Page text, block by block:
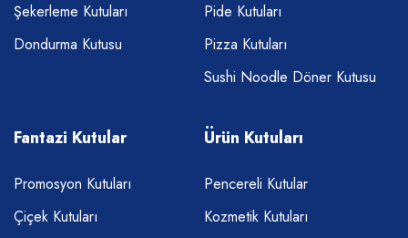
Şekerleme Kutuları
Dondurma Kutusu
Pide Kutuları
Pizza Kutuları
Sushi Noodle Döner Kutusu
Fantazi Kutular
Promosyon Kutuları
Çiçek Kutuları
Ürün Kutuları
Pencereli Kutular
Kozmetik Kutuları